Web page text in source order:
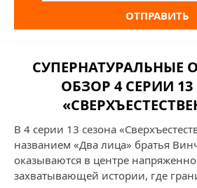
ОТПРАВИТЬ
СУПЕРНАТУРАЛЬНЫЕ
ОБЗОР 4 СЕРИИ
В 4 серии 13 сезона
названием «Два лица» братья
оказываются в центре
захватывающей истории, где